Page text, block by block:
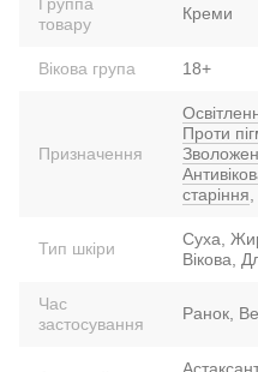
Группа
товару
Креми
Вікова група 18+
Призначення
Проти
старіння,
Тип шкіри
Суха,
Вікова,
Час
застосування
Ранок,